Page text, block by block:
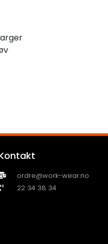
ordre@work-wear.no
22 34 38 34